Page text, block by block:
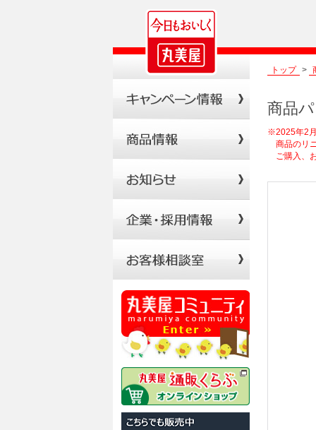
トップ >
商品
※2025年2
商品のリ
ご購入、